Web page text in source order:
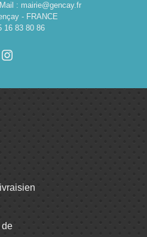
: mairie@gencay.fr
- FRANCE
16 83 80 86
de